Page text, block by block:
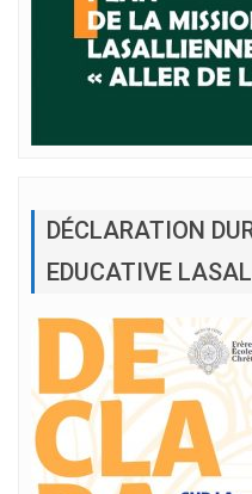
DÉCLARATION
EDUCATIVE